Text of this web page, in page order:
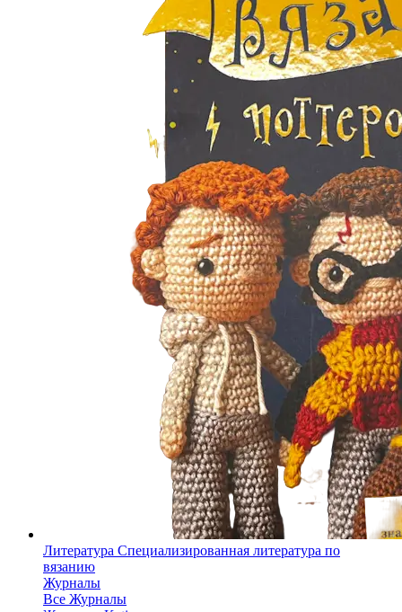
Литература Специализированная литература по
вязанию
Журналы
Все Журналы